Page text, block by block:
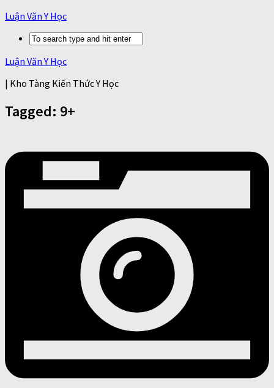
Luận Văn Y Học
Luận Văn Y Học
| Kho Tàng Kiến Thức Y Học
Tagged: 9+